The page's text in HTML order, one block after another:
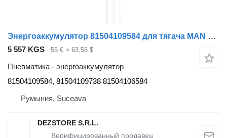
Энергоаккумулятор 81504109584 для тягача MAN TGL
5 557 KGS 55 € ≈ 63,55 $
Пневматика - энергоаккумулятор
81504109584, 81504109738 81504106584
Румыния, Suceava
DEZSTORE S.R.L.